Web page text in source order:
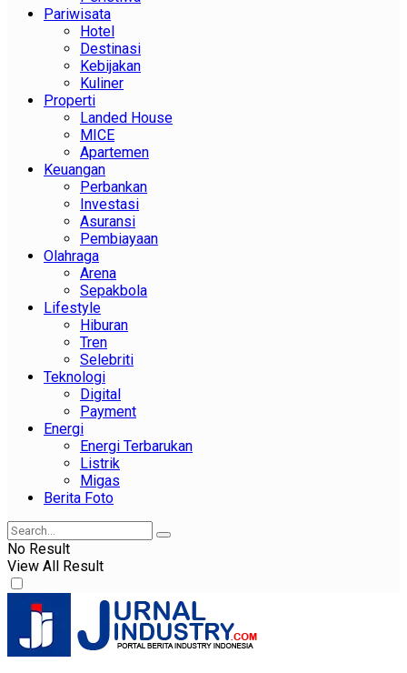
Pariwisata
Hotel
Destinasi
Kebijakan
Kuliner
Properti
Landed House
MICE
Apartemen
Keuangan
Perbankan
Investasi
Asuransi
Pembiayaan
Olahraga
Arena
Sepakbola
Lifestyle
Hiburan
Tren
Selebriti
Teknologi
Digital
Payment
Energi
Energi Terbarukan
Listrik
Migas
Berita Foto
No Result
View All Result